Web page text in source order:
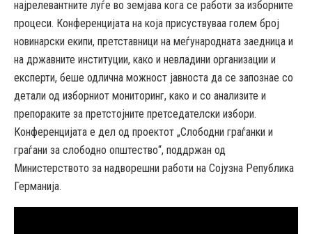
најрелевантните луѓе во земјава кога се работи за изборните
процеси. Конференцијата на која присуствуваа голем број
новинарски екипи, претставници на меѓународната заедница и
на државните институции, како и невладини организации и
експерти, беше одлична можност јавноста да се запознае со
детали од изборниот мониторинг, како и со анализите и
препораките за претстојните претседателски избори.
Конференцијата е дел од проектот „Слободни граѓанки и
граѓани за слободно општество“, поддржан од
Министерството за надворешни работи на Сојузна Република
Германија.